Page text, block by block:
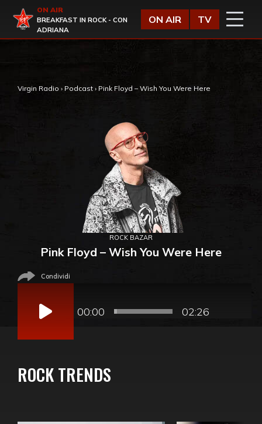
Virgin Radio
ON AIR
BREAKFAST IN ROCK - CON
ADRIANA
ON AIR TV
Virgin Radio › Podcast › Pink Floyd – Wish You Were Here
ROCK BAZAR
Pink Floyd – Wish You Were Here
Condividi
00:00 02:26
ROCK TRENDS